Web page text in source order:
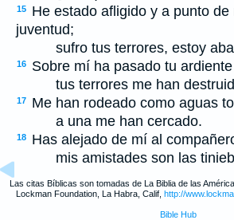
15
He estado afligido y a punto de
juventud;
sufro tus terrores, estoy
16
Sobre mí ha pasado tu
tus terrores me han
17
Me han rodeado como aguas
a una me han cercado.
18
Has alejado de mí al
mis amistades son las
Las citas Bíblicas son tomadas de La Biblia de las
Lockman Foundation, La Habra, Calif, http://
Bible Hub